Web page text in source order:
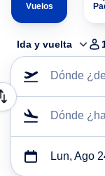
Vuelos
Ida y vuelta
Dónde
Dónde
Lun, Ago